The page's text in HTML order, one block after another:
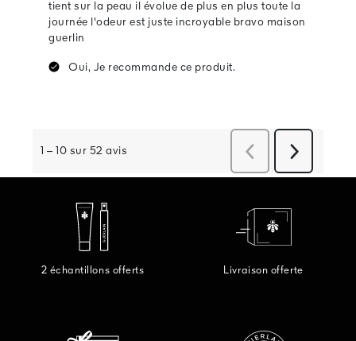
2 échantillons offerts Livraison offerte